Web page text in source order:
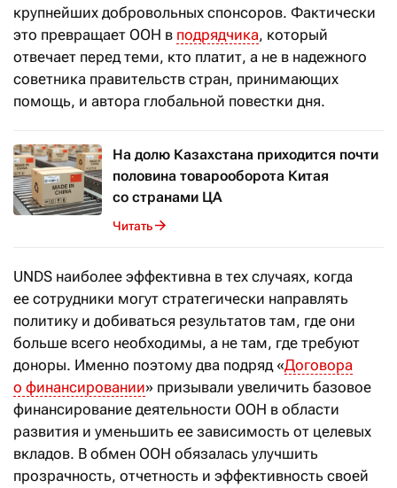
крупнейших добровольных спонсоров. Фактически
это превращает ООН в подрядчика, который
отвечает перед теми, кто платит, а не в надежного
советника правительств стран, принимающих
помощь, и автора глобальной повестки дня.
На долю Казахстана приходится почти
половина товарооборота Китая
со странами ЦА
Читать
UNDS наиболее эффективна в тех случаях, когда
ее сотрудники могут стратегически направлять
политику и добиваться результатов там, где они
больше всего необходимы, а не там, где требуют
доноры. Именно поэтому два подряд «Договора
о финансировании» призывали увеличить базовое
финансирование деятельности ООН в области
развития и уменьшить ее зависимость от целевых
вкладов. В обмен ООН обязалась улучшить
прозрачность, отчетность и эффективность своей